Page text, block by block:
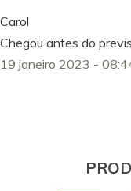
Carol
Chegou antes do
19 janeiro 2023 -